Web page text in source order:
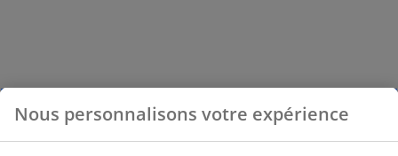
Nous personnalisons votre expérience